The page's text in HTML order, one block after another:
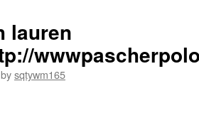
lauren
bysqtywm165